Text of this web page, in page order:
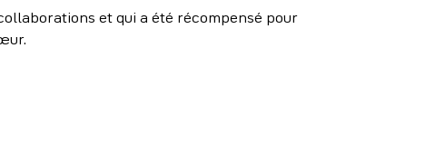
et qui a été récompensé pour